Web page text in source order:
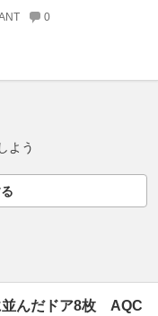
0
よう
並んだドア8枚 AQC